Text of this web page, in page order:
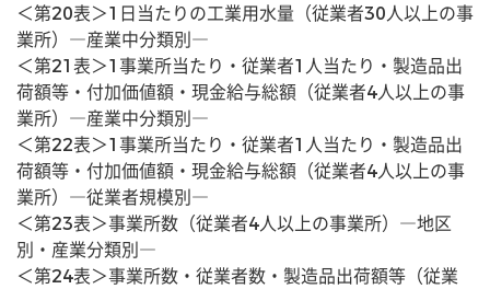
＜第20表＞1日当たりの工業用水量（従業者30人以上の事
業所）―産業中分類別―
＜第21表＞1事業所当たり・従業者1人当たり・製造品出
荷額等・付加価値額・現金給与総額（従業者4人以上の事
業所）―産業中分類別―
＜第22表＞1事業所当たり・従業者1人当たり・製造品出
荷額等・付加価値額・現金給与総額（従業者4人以上の事
業所）―従業者規模別―
＜第23表＞事業所数（従業者4人以上の事業所）―地区
別・産業分類別―
＜第24表＞事業所数・従業者数・製造品出荷額等（従業